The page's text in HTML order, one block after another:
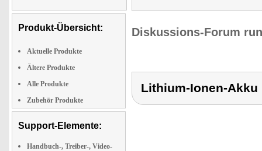
Produkt-Übersicht:
Aktuelle Produkte
Ältere Produkte
Alle Produkte
Zubehör Produkte
Support-Elemente:
Handbuch-, Treiber-, Video-
Diskussions-Forum
Lithium-Ionen-Akku